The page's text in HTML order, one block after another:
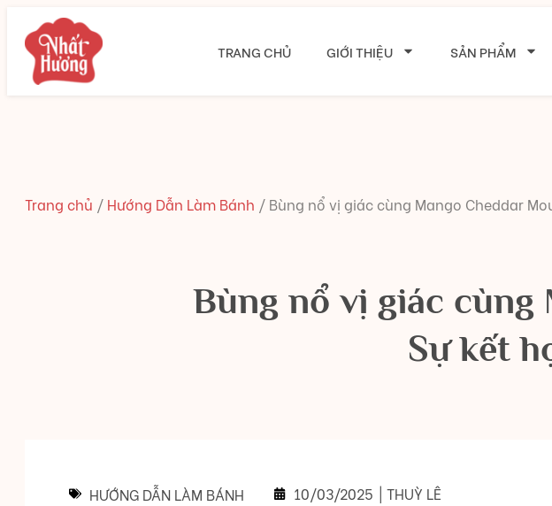
TRANG CHỦ GIỚI THIỆU SẢN PHẨM
Trang chủ / Hướng Dẫn Làm Bánh / Bùng nổ vị giác cùng Mango Cheddar
Bùng nổ vị giác cùng
Sự kết
HƯỚNG DẪN LÀM BÁNH 10/03/2025 | THUỲ LÊ